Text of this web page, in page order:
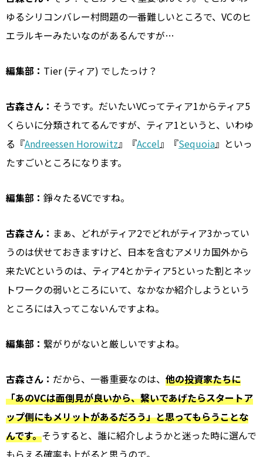
ゆるシリコンバレー村問題の一番難しいところで、VCのヒ
エラルキーみたいなのがあるんですが…
編集部： Tier (ティア) でしたっけ？
古森さん： そうです。だいたいVCってティア1からティア5
くらいに分類されてるんですが、ティア1というと、いわゆ
る『Andreessen Horowitz』『Accel』『Sequoia』といっ
たすごいところになります。
編集部： 錚々たるVCですね。
古森さん： まぁ、どれがティア2でどれがティア3かってい
うのは伏せておきますけど、日本を含むアメリカ国外から
来たVCというのは、ティア4とかティア5といった割とネッ
トワークの弱いところにいて、なかなか紹介しようという
ところには入ってこないんですよね。
編集部： 繋がりがないと厳しいですよね。
古森さん： だから、一番重要なのは、 他の投資家たちに
「あのVCは面倒見が良いから、繋いであげたらスタートア
ップ側にもメリットがあるだろう」と思ってもらうことな
んです。そうすると、誰に紹介しようかと迷った時に選んで
もらえる確率も上がると思うので。